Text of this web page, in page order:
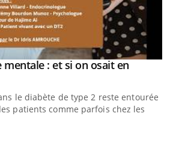
mentale : et si on osait en
le diabète de type 2 reste entourée
patients comme parfois chez les